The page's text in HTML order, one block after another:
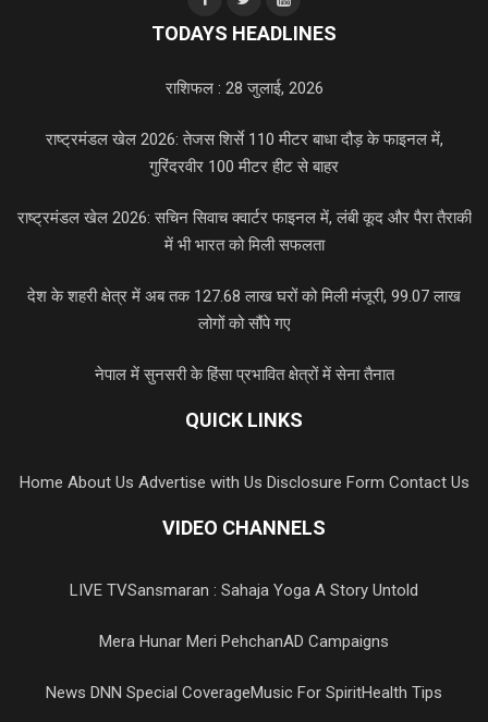
TODAYS HEADLINES
राशिफल : 28 जुलाई, 2026
राष्ट्रमंडल खेल 2026: तेजस शिर्से 110 मीटर बाधा दौड़ के फाइनल में,
गुरिंदरवीर 100 मीटर हीट से बाहर
राष्ट्रमंडल खेल 2026: सचिन सिवाच क्वार्टर फाइनल में, लंबी कूद और पैरा तैराकी
में भी भारत को मिली सफलता
देश के शहरी क्षेत्र में अब तक 127.68 लाख घरों को मिली मंजूरी, 99.07 लाख
लोगों को सौंपे गए
नेपाल में सुनसरी के हिंसा प्रभावित क्षेत्रों में सेना तैनात
QUICK LINKS
Home About Us Advertise with Us Disclosure Form Contact Us
VIDEO CHANNELS
LIVE TVSansmaran : Sahaja Yoga A Story Untold
Mera Hunar Meri PehchanAD Campaigns
News DNN Special CoverageMusic For SpiritHealth Tips